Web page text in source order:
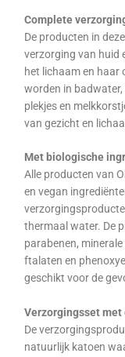
Complete
De producten in
verzorging van huid
het lichaam en haar
worden in
plekjes en
van gezicht en
Met biologische
Alle producten van
en vegan
thermaal water. De
parabenen, minerale
ftalaten en
geschikt voor de
Verzorgingsset
De
natuurlijk katoen